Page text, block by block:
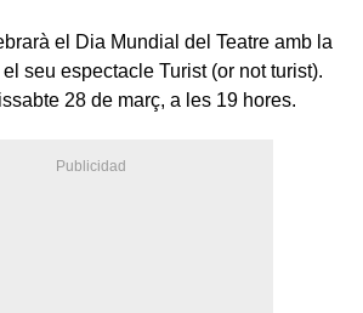
el Dia Mundial del Teatre amb la
seu espectacle Turist (or not turist).
28 de març, a les 19 hores.